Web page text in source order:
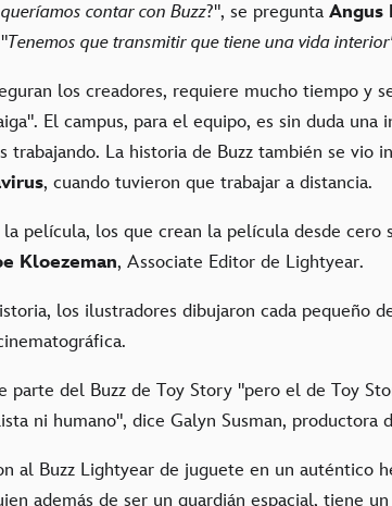
contar con Buzz?", se pregunta Angus
Tenemos que transmitir que tiene una vida
los creadores, requiere mucho tiempo y
El campus, para el equipo, es sin duda una
trabajando. La historia de Buzz también se vio
, cuando tuvieron que trabajar a distancia.
película, los que crean la película desde cero
Kloezeman, Associate Editor de Lightyear.
los ilustradores dibujaron cada pequeño
parte del Buzz de Toy Story "pero el de Toy
ni humano", dice Galyn Susman, productora
al Buzz Lightyear de juguete en un auténtico
además de ser un guardián espacial, tiene